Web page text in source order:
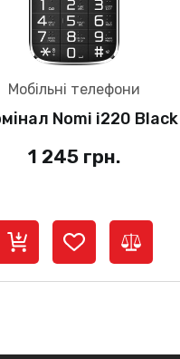
Мобільні телефони
Nomi i220 Black
1 245 грн.